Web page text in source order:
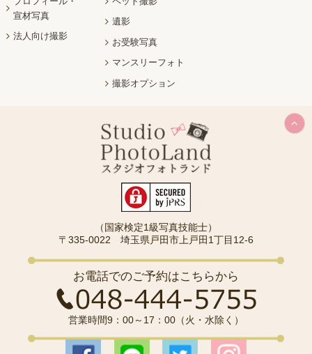
宣材写真
法人向け撮影
遺影
お受験写真
マンスリーフォト
撮影オプション
（国家検定1級写真技能士）
〒335-0022 埼玉県戸田市上戸田1丁目12-6
お電話でのご予約はこちらから
営業時間9：00～17：00（火・水除く）